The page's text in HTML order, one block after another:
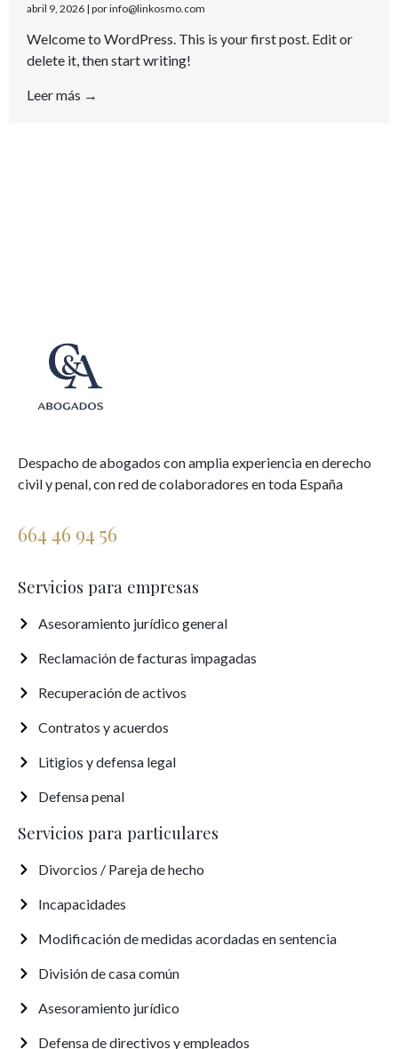
abril 9, 2026 | por info@linkosmo.com
Welcome to WordPress. This is your first post. Edit or
delete it, then start writing!
Leer más →
Despacho de abogados con amplia experiencia en derecho
civil y penal, con red de colaboradores en toda España
664 46 94 56
Servicios para empresas
Asesoramiento jurídico general
Reclamación de facturas impagadas
Recuperación de activos
Contratos y acuerdos
Litigios y defensa legal
Defensa penal
Servicios para particulares
Divorcios / Pareja de hecho
Incapacidades
Modificación de medidas acordadas en sentencia
División de casa común
Asesoramiento jurídico
Defensa de directivos y empleados